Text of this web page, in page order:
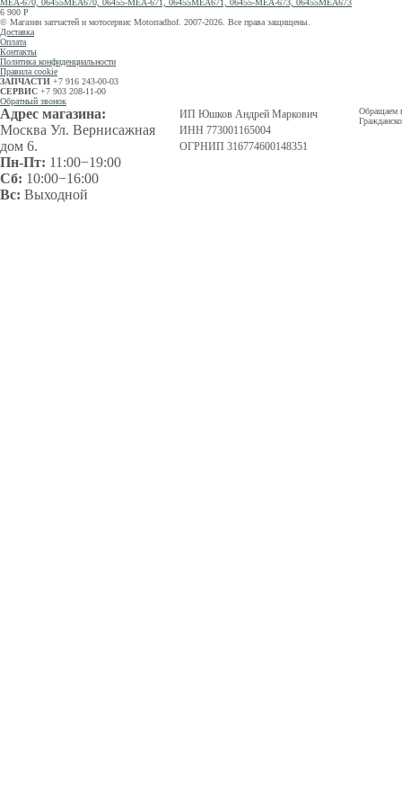
MEA-670, 06455MEA670, 06455-MEA-671, 06455MEA671, 06455-MEA-673, 06455MEA673
6 900 Р
© Магазин запчастей и мотосервис Motorradhof. 2007-2026. Все права защищены.
Доставка
Оплата
Контакты
Политика конфиденциальности
Правила cookie
ЗАПЧАСТИ +7 916 243-00-03
СЕРВИС +7 903 208-11-00
Обратный звонок
Адрес магазина:
Москва Ул. Вернисажная
дом 6.
Пн-Пт: 11:00−19:00
Сб: 10:00−16:00
Вс: Выходной
ИП Юшков Андрей Маркович
ИНН 773001165004
ОГРНИП 316774600148351
Обращаем